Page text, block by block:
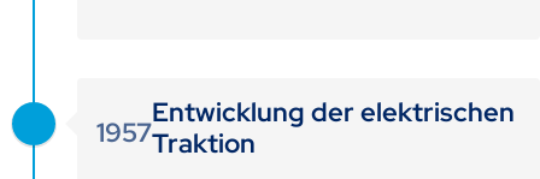
1957
Entwicklung der elektrischen
Traktion